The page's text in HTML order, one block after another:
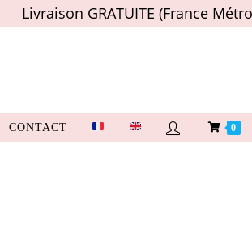
Livraison GRATUITE (France
CONTACT 0